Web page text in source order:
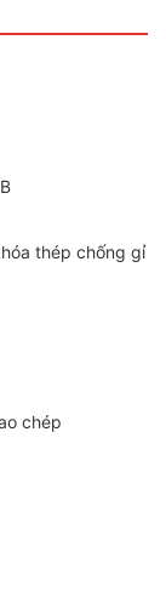
thép chống gỉ
chép